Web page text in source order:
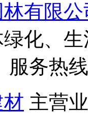
有限公
化、
务热
主营